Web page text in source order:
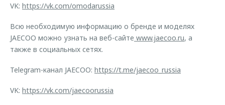
VK: https://vk.com/omodarussia
Всю необходимую информацию о бренде и моделях
JAECOO можно узнать на веб-сайте www.jaecoo.ru, а
также в социальных сетях.
Telegram-канал JAECOO: https://t.me/jaecoo_russia
VK: https://vk.com/jaecoorussia